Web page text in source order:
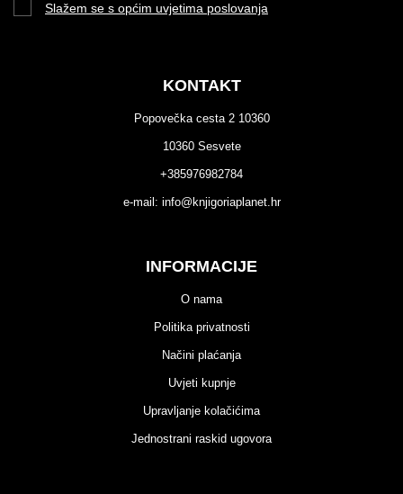
Slažem se s općim uvjetima poslovanja
KONTAKT
Popovečka cesta 2 10360
10360 Sesvete
+385976982784
e-mail: info@knjigoriaplanet.hr
INFORMACIJE
O nama
Politika privatnosti
Načini plaćanja
Uvjeti kupnje
Upravljanje kolačićima
Jednostrani raskid ugovora